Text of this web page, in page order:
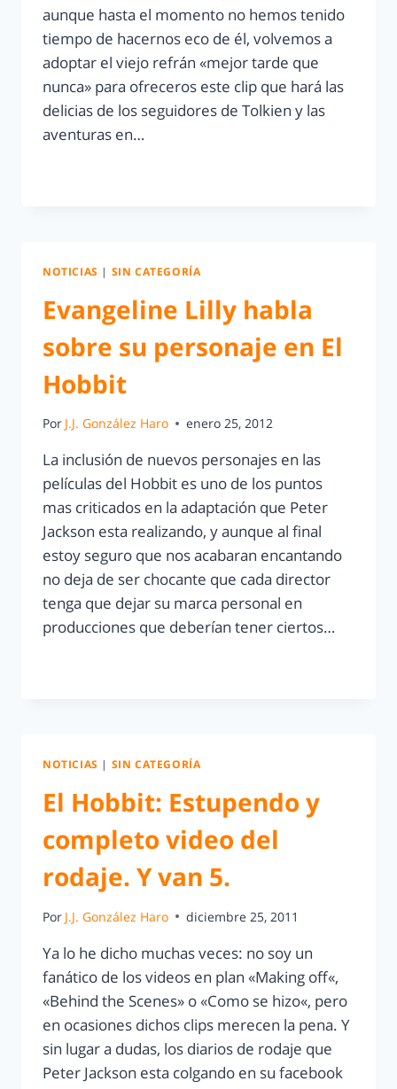
aunque hasta el momento no hemos tenido
tiempo de hacernos eco de él, volvemos a
adoptar el viejo refrán «mejor tarde que
nunca» para ofreceros este clip que hará las
delicias de los seguidores de Tolkien y las
aventuras en…
NOTICIAS | SIN CATEGORÍA
Evangeline Lilly habla
sobre su personaje en El
Hobbit
Por J.J. González Haro enero 25, 2012
La inclusión de nuevos personajes en las
películas del Hobbit es uno de los puntos
mas criticados en la adaptación que Peter
Jackson esta realizando, y aunque al final
estoy seguro que nos acabaran encantando
no deja de ser chocante que cada director
tenga que dejar su marca personal en
producciones que deberían tener ciertos…
NOTICIAS | SIN CATEGORÍA
El Hobbit: Estupendo y
completo video del
rodaje. Y van 5.
Por J.J. González Haro diciembre 25, 2011
Ya lo he dicho muchas veces: no soy un
fanático de los videos en plan «Making off«,
«Behind the Scenes» o «Como se hizo«, pero
en ocasiones dichos clips merecen la pena. Y
sin lugar a dudas, los diarios de rodaje que
Peter Jackson esta colgando en su facebook